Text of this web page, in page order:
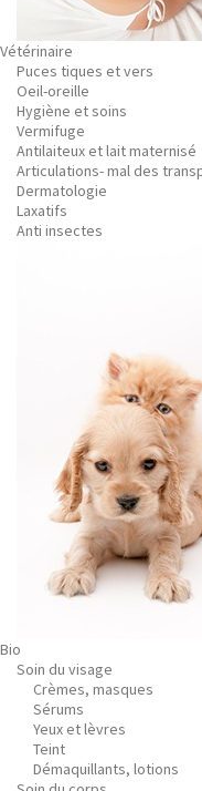
Vétérinaire
Puces tiques et vers
Oeil-oreille
Hygiène et soins
Vermifuge
Antilaiteux et lait maternisé
Articulations- mal des
Dermatologie
Laxatifs
Anti insectes
Bio
Soin du visage
Crèmes, masques
Sérums
Yeux et lèvres
Teint
Démaquillants, lotions